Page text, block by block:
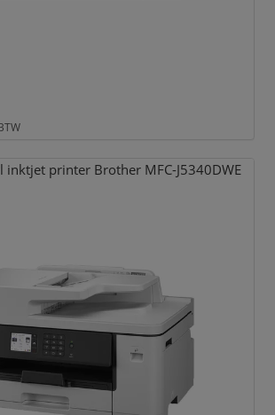
printer Brother MFC-J5340DWE